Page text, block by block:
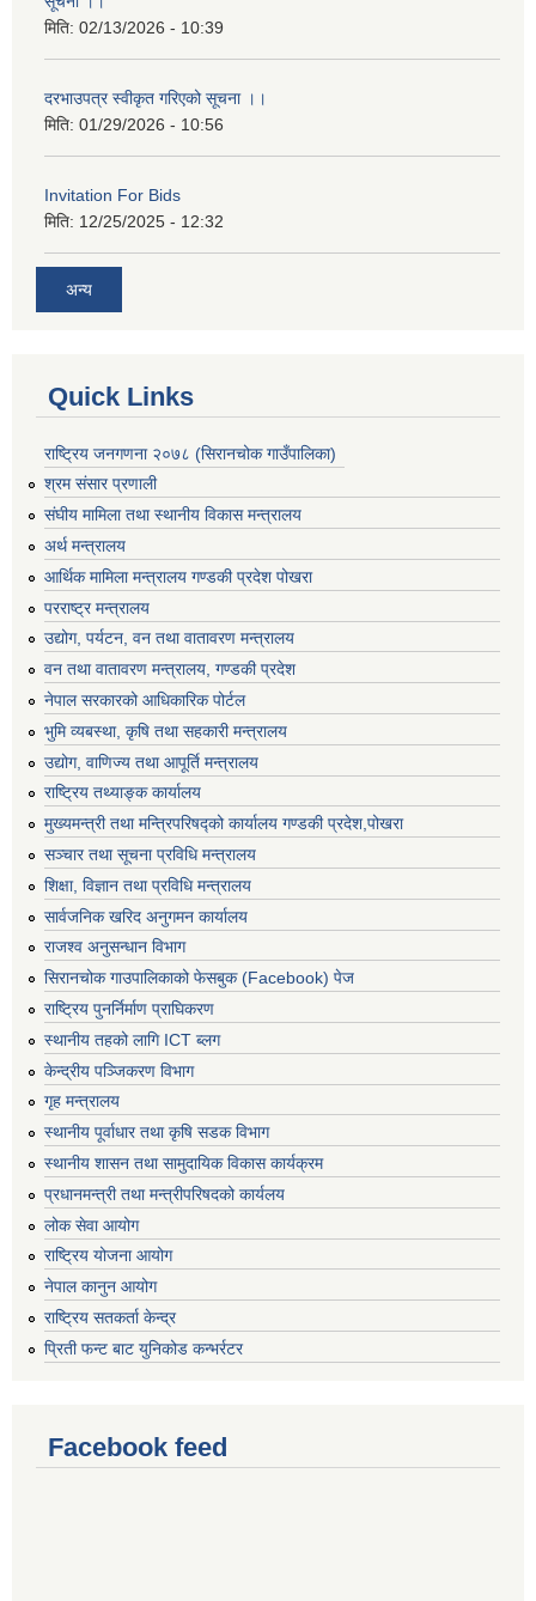
मिति: 02/13/2026 - 10:39
दरभाउपत्र स्वीकृत गरिएको सूचना ।।
मिति: 01/29/2026 - 10:56
Invitation For Bids
मिति: 12/25/2025 - 12:32
अन्य
Quick Links
राष्ट्रिय जनगणना २०७८ (सिरानचोक गाउँपालिका)
श्रम संसार प्रणाली
संघीय मामिला तथा स्थानीय विकास मन्त्रालय
अर्थ मन्त्रालय
आर्थिक मामिला मन्त्रालय गण्डकी प्रदेश पोखरा
परराष्ट्र मन्त्रालय
उद्योग, पर्यटन, वन तथा वातावरण मन्त्रालय
वन तथा वातावरण मन्त्रालय, गण्डकी प्रदेश
नेपाल सरकारको आधिकारिक पोर्टल
भुमि व्यबस्था, कृषि तथा सहकारी मन्त्रालय
उद्योग, वाणिज्य तथा आपूर्ति मन्त्रालय
राष्ट्रिय तथ्याङ्क कार्यालय
मुख्यमन्त्री तथा मन्त्रिपरिषद्को कार्यालय गण्डकी प्रदेश,पोखरा
सञ्‍चार तथा सूचना प्रविधि मन्त्रालय
शिक्षा, विज्ञान तथा प्रविधि मन्त्रालय
सार्वजनिक खरिद अनुगमन कार्यालय
राजश्व अनुसन्धान विभाग
सिरानचोक गाउपालिकाको फेसबुक (Facebook) पेज
राष्ट्रिय पुनर्निर्माण प्राघिकरण
स्थानीय तहको लागि ICT ब्लग
केन्द्रीय पञ्जिकरण विभाग
गृह मन्त्रालय
स्थानीय पूर्वाधार तथा कृषि सडक विभाग
स्थानीय शासन तथा सामुदायिक विकास कार्यक्रम
प्रधानमन्त्री तथा मन्त्रीपरिषदको कार्यलय
लोक सेवा आयोग
राष्ट्रिय योजना आयोग
नेपाल कानुन आयोग
राष्ट्रिय सतकर्ता केन्द्र
प्रिती फन्ट बाट युनिकोड कन्भर्रटर
Facebook feed